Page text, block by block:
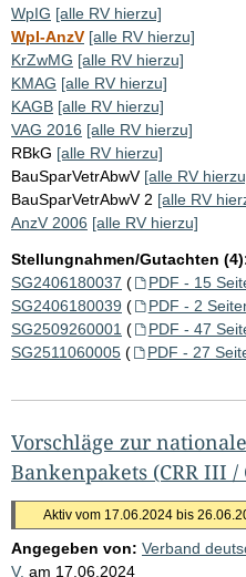
WpIG [alle RV hierzu]
WpI-AnzV [alle RV hierzu]
KrZwMG [alle RV hierzu]
KMAG [alle RV hierzu]
KAGB [alle RV hierzu]
VAG 2016 [alle RV hierzu]
RBkG [alle RV hierzu]
BauSparVetrAbwV [alle RV
BauSparVetrAbwV 2 [alle RV
AnzV 2006 [alle RV hierzu]
Stellungnahmen/Gutachten
SG2406180037 ( PDF - 15
SG2406180039 ( PDF - 2
SG2509260001 ( PDF - 47
SG2511060005 ( PDF - 27
Vorschläge zur
Bankenpakets (CRR III /
Aktiv vom 17.06.2024 bis
Angegeben von: Verband
V. am 17.06.2024